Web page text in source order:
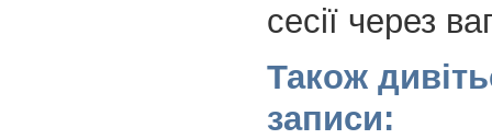
сесії через
Також
записи: